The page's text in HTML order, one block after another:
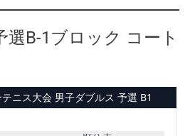
選B-1ブロック コート